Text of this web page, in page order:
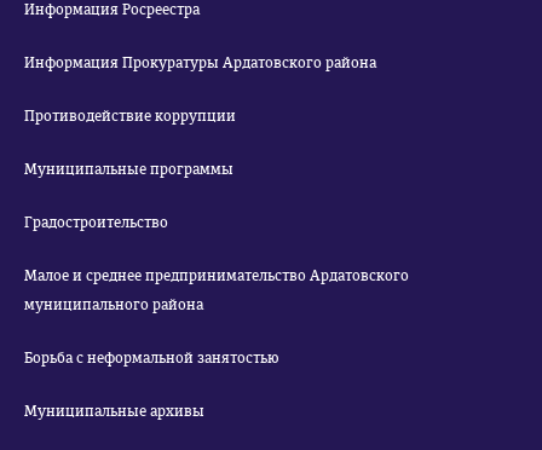
Информация Росреестра
Информация Прокуратуры Ардатовского района
Противодействие коррупции
Муниципальные программы
Градостроительство
Малое и среднее предпринимательство Ардатовского
муниципального района
Борьба с неформальной занятостью
Муниципальные архивы